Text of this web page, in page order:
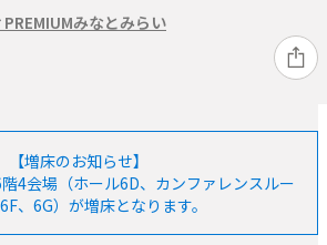
みなとみらい
【増床のお知らせ】
4会場（ホール6D、カンファレンスルー
、6G）が増床となります。